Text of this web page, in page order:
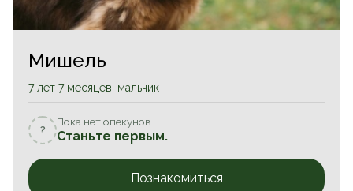
Мишель
7 лет 7 месяцев, мальчик
?
Пока нет опекунов.
Станьте первым.
Познакомиться